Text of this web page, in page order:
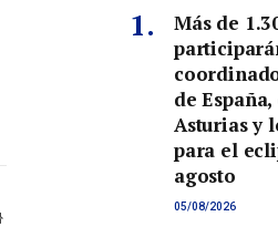
Sitio
Más de
de
Asturias y
para el
agosto
05/08/2026